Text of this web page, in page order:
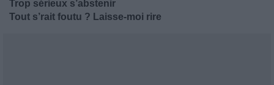
Trop sérieux s’abstenir
Tout s’rait foutu ? Laisse-moi rire